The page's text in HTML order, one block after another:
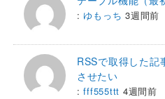
:ゆもっち 3週間前
RSSで取得した記
させたい
:fff555ttt 4週間前